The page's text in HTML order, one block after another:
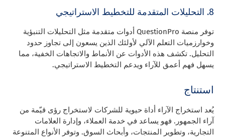
8. التحليلات المتقدمة للتخطيط الاستراتيجي
توفر منصة QuestionPro أدوات متقدمة مثل التحليلات التنبؤية
وخوارزميات التعلم الآلي لأولئك الذين يسعون إلى تجاوز حدود
التحليل. تكشف هذه الأدوات عن الأنماط والاتجاهات الخفية، مما
يسهل فهم أعمق للآراء ويدعم التخطيط الاستراتيجي.
استنتاج
يُعد استخراج الآراء أداة حيوية للشركات لاستخراج رؤى قيّمة من
آراء الجمهور. فهو يساعد في خدمة العملاء، وإدارة العلامات
التجارية، وتطوير المنتجات، وأبحاث السوق. وتوفر الأنواع المتنوعة